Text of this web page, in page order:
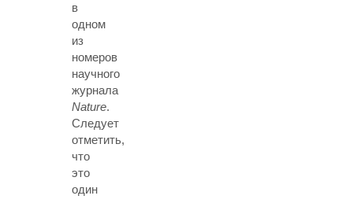
в
одном
из
номеров
научного
журнала
Nature.
Следует
отметить,
что
это
один